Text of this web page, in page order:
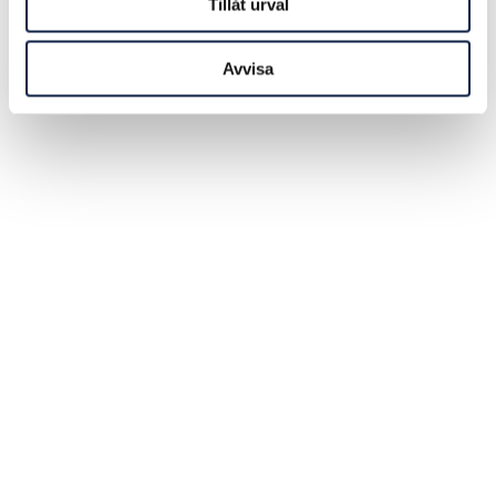
Tillåt urval
Avvisa